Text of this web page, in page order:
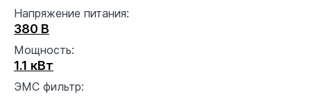
Напряжение питания:
380 В
Мощность:
1.1 кВт
ЭМС фильтр: